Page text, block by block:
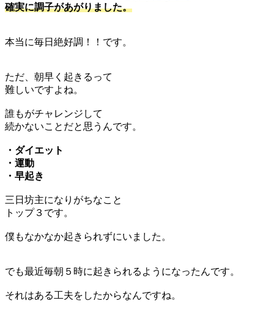
確実に調子があがりました。
本当に毎日絶好調！！です。
ただ、朝早く起きるって
難しいですよね。
誰もがチャレンジして
続かないことだと思うんです。
・ダイエット
・運動
・早起き
三日坊主になりがちなこと
トップ３です。
僕もなかなか起きられずにいました。
でも最近毎朝５時に起きられるようになったんです。
それはある工夫をしたからなんですね。